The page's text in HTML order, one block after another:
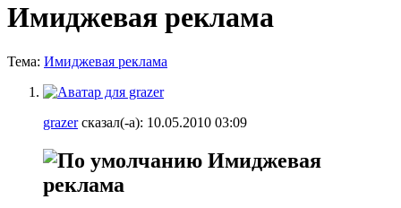
Имиджевая реклама
Тема: Имиджевая реклама
grazerсказал(-а): 10.05.2010 03:09
Имиджевая
реклама